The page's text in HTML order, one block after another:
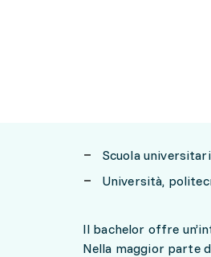
Scuola
Università,
Il bachelor offre
Nella maggior parte